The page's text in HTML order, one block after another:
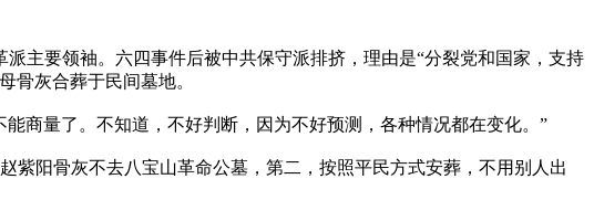
主要领袖。六四事件后被中共保守派排挤，理由是“分裂党和国家，支持
骨灰合葬于民间墓地。
量了。不知道，不好判断，因为不好预测，各种情况都在变化。”
阳骨灰不去八宝山革命公墓，第二，按照平民方式安葬，不用别人出